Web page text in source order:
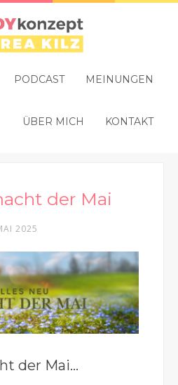
PODCAST MEINUNGEN
ÜBER MICH KONTAKT
der Mai
2025
der Mai…